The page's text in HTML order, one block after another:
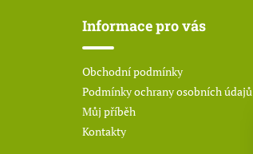
Informace pro vás
Obchodní podmínky
Podmínky ochrany osobních údajů
Můj příběh
Kontakty